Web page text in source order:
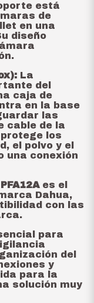
está
de
en una
diseño
La
del
caja de
en la base
las
cable de la
los
el polvo y el
una conexión
PFA12Aes el
Dahua,
con las
para
del
y
para la
solución muy